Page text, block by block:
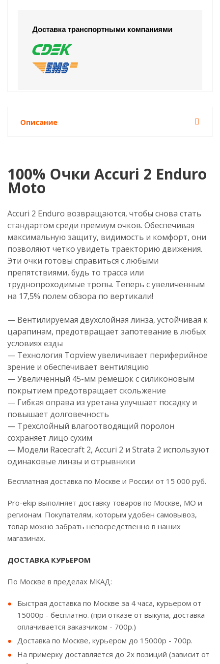
Доставка транспортными компаниями
Описание
100% Очки Accuri 2 Enduro
Moto
Accuri 2 Enduro возвращаются, чтобы снова стать
стандартом среди премиум очков. Обеспечивая
максимальную защиту, видимость и комфорт, они
позволяют четко увидеть траекторию движения.
Эти очки готовы справиться с любыми
препятствиями, будь то трасса или
труднопроходимые тропы. Теперь с увеличенным
на 17,5% полем обзора по вертикали!
— Вентилируемая двухслойная линза, устойчивая к
царапинам, предотвращает запотевание в любых
условиях езды
— Технология Topview увеличивает периферийное
зрение и обеспечивает вентиляцию
— Увеличенный 45-мм ремешок с силиконовым
покрытием предотвращает скольжение
— Гибкая оправа из уретана улучшает посадку и
повышает долговечность
— Трехслойный влагоотводящий поролон
сохраняет лицо сухим
— Модели Racecraft 2, Accuri 2 и Strata 2 используют
одинаковые линзы и отрывники
Бесплатная доставка по Москве и России от 15 000 руб.
Pro-ekip выполняет доставку товаров по Москве, МО и
регионам. Покупателям, которым удобен самовывоз,
товар можно забрать непосредственно в наших
магазинах.
ДОСТАВКА КУРЬЕРОМ
По Москве в пределах МКАД:
Быстрая доставка по Москве за 4 часа, курьером от
15000р - бесплатно. (при отказе от выкупа, доставка
оплачивается заказчиком - 700р.)
Доставка по Москве, курьером до 15000р - 700р.
На примерку доставляется до 2х позиций (зависит от